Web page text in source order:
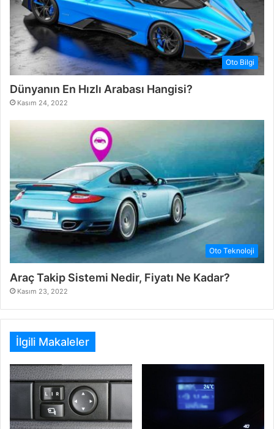
Oto Bilgi
Dünyanın En Hızlı Arabası Hangisi?
Kasım 24, 2022
Oto Teknoloji
Araç Takip Sistemi Nedir, Fiyatı Ne Kadar?
Kasım 23, 2022
İlgili Makaleler